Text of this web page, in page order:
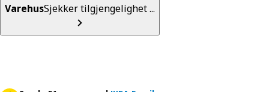
VarehusSjekker tilgjengelighet ...